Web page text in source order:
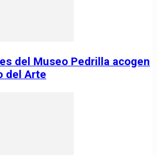
del Museo Pedrilla acogen
del Arte